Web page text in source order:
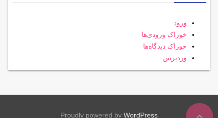
ورود
خوراک ورودی‌ها
خوراک دیدگاه‌ها
وردپرس
Proudly powered by WordPress